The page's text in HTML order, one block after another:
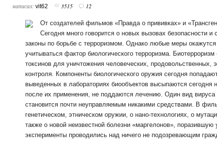
написал: vit62 3515 12
От создателей фильмов «Правда о прививках» и
Сегодня много говорится о новых вызовах безопасности и
законы по борьбе с терроризмом. Однако любые меры
учитываться фактор биологического терроризма.
токсинов для уничтожения человеческих, продовольственных,
контроля. Компоненты биологического оружия сегодня
выведенных в лабораториях биообъектов высыпаются сегодня
после их применения, не поддаются лечению. Один вид вируса
становится почти неуправляемым никакими средствами. В
генетическом, этническом оружии, о нано-технологиях, о
также о новой неизвестной болезни «маргелонов»,
эксперименты проводились над ничего не подозревающим